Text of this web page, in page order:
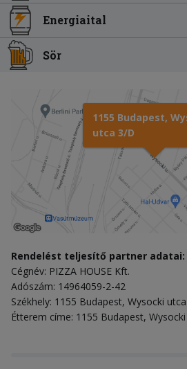
Energiaital
Sör
1155 Budapest,
utca 3/D
Rendelést teljesítő partner adatai:
Cégnév: PIZZA HOUSE Kft.
Adószám: 14964059-2-42
Székhely: 1155 Budapest, Wysocki
Étterem címe: 1155 Budapest,